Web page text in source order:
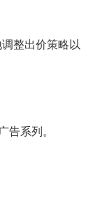
整出价策略以
告系列。